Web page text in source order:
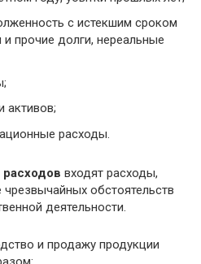
с истекшим сроком
прочие долги, нереальные
активов;
расходы.
входят расходы,
обстоятельств
деятельности.
и продажу продукции